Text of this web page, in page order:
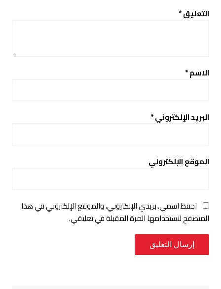
التعليق*
الاسم*
البريد الإلكتروني*
الموقع الإلكتروني
احفظ اسمي، بريدي الإلكتروني، والموقع الإلكتروني في هذا
المتصفح لاستخدامها المرة المقبلة في تعليقي.